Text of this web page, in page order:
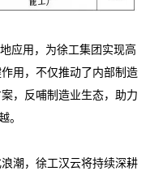
应用，为徐工集团实现高
用，不仅推动了内部制造
，反哺制造业生态，助力
。
潮，徐工汉云将持续深耕